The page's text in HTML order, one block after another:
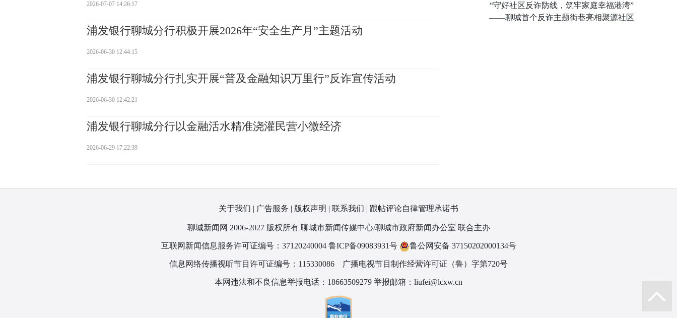
“守好社区反诈防线，筑牢家庭幸福港湾”
——聊城首个反诈主题街巷亮相聚源社区
2026-07-07 14:26:17
浦发银行聊城分行积极开展2026年“安全生产月”主题活动
2026-06-30 12:44:15
浦发银行聊城分行扎实开展“普及金融知识万里行”反诈宣传活动
2026-06-30 12:42:21
浦发银行聊城分行以金融活水精准浇灌民营小微经济
2026-06-29 17:22:39
关于我们 | 广告服务 | 版权声明 | 联系我们 | 跟帖评论自律管理承诺书
聊城新闻网 2006-2027 版权所有 聊城市新闻传媒中心/聊城市政府新闻办公室 联合主办
互联网新闻信息服务许可证编号：37120240004 鲁ICP备09083931号 鲁公网安备 37150202000134号
信息网络传播视听节目许可证编号：115330086 广播电视节目制作经营许可证（鲁）字第720号
本网违法和不良信息举报电话：18663509279 举报邮箱：liufei@lcxw.cn